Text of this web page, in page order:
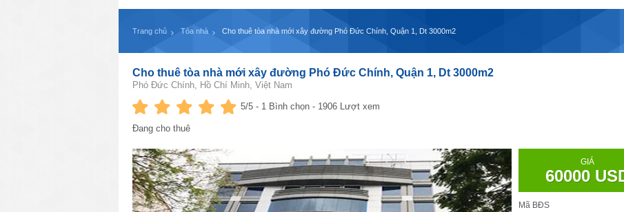
Trang chủ Tòa nhà Cho thuê tòa nhà mới xây đường Phó Đức Chính, Quận 1, Dt 3000m2
Cho thuê tòa nhà mới xây đường Phó Đức Chính, Quận 1, Dt 3000m2
Phó Đức Chính, Hồ Chí Minh, Việt Nam
5/5 - 1 Bình chọn - 1906 Lượt xem
Đang cho thuê
GIÁ
60000
Mã BĐS